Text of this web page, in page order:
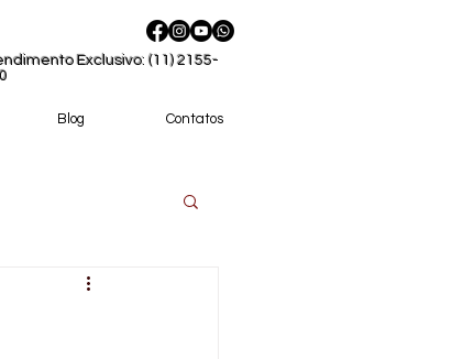
Exclusivo: (11) 2155-
Blog Contatos